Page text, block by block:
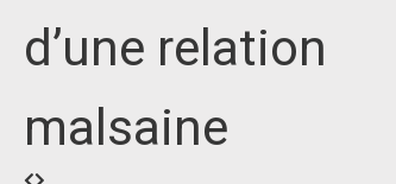
d’une relation
malsaine